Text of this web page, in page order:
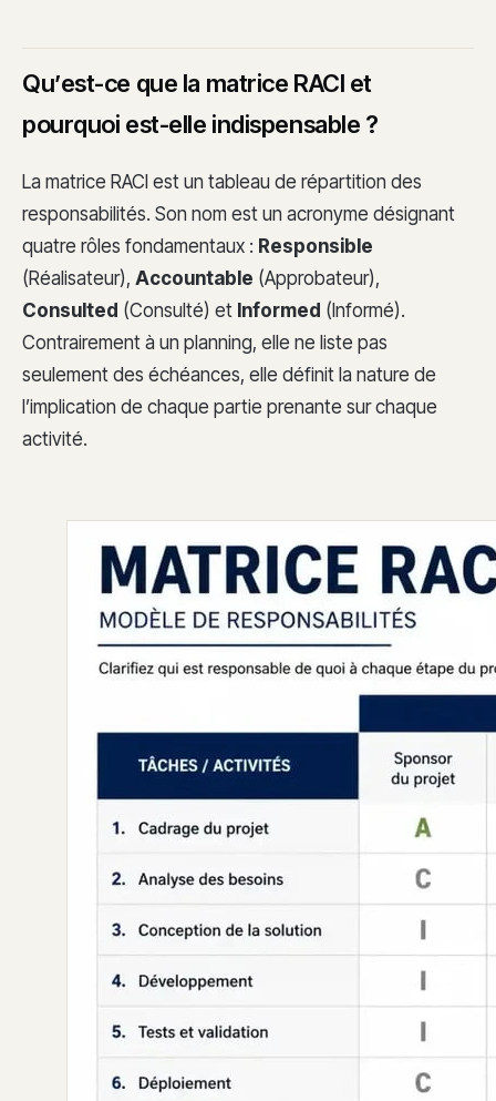
Qu’est-ce que la matrice RACI et
pourquoi est-elle indispensable ?
La matrice RACI est un tableau de répartition des
responsabilités. Son nom est un acronyme désignant
quatre rôles fondamentaux : Responsible
(Réalisateur), Accountable (Approbateur),
Consulted (Consulté) et Informed (Informé).
Contrairement à un planning, elle ne liste pas
seulement des échéances, elle définit la nature de
l’implication de chaque partie prenante sur chaque
activité.